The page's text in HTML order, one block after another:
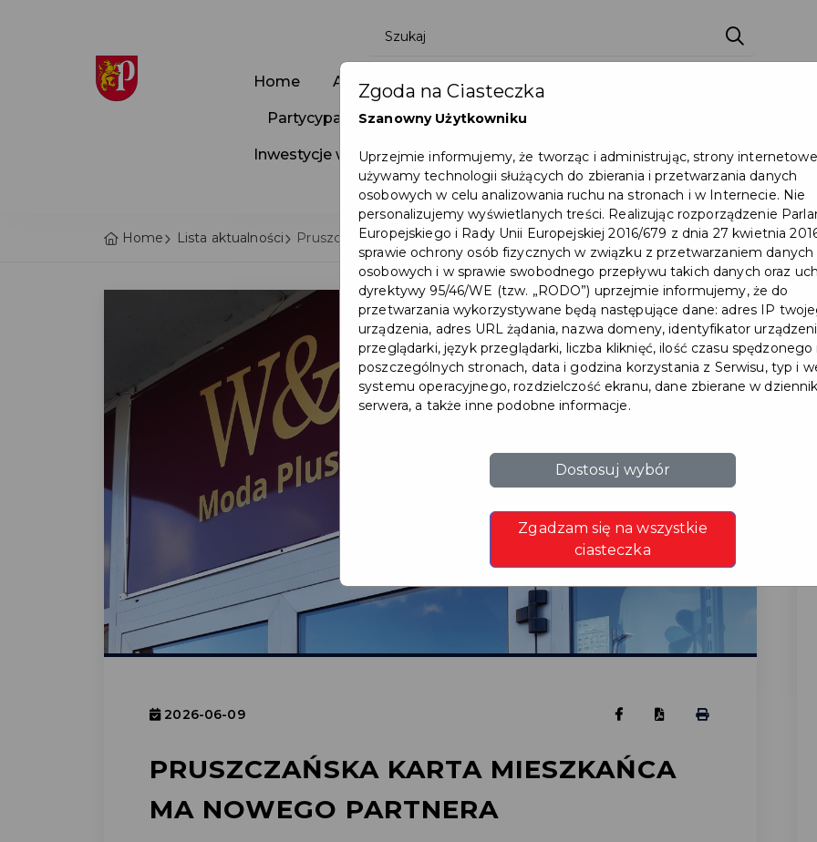
Home Aktualności Wydarzenia
Partycypacja Społeczna Programy
Inwestycje w Pruszczu Mapa Miasta Załatw sprawę
Ochrona ludności
Home Lista aktualności Pruszczańska Karta Mieszkańca ma nowego partnera
2026-06-09
PRUSZCZAŃSKA KARTA MIESZKAŃCA
MA NOWEGO PARTNERA
Zgoda na Ciasteczka
Szanowny Użytkowniku
Uprzejmie informujemy, że tworząc i administrując, strony internetowe
używamy technologii służących do zbierania i przetwarzania danych
osobowych w celu analizowania ruchu na stronach i w Internecie. Nie
personalizujemy wyświetlanych treści. Realizując rozporządzenie
Europejskiego i Rady Unii Europejskiej 2016/679 z dnia 27 kwietnia
sprawie ochrony osób fizycznych w związku z przetwarzaniem danych
osobowych i w sprawie swobodnego przepływu takich danych oraz
dyrektywy 95/46/WE (tzw. „RODO”) uprzejmie informujemy, że do
przetwarzania wykorzystywane będą następujące dane: adres IP
urządzenia, adres URL żądania, nazwa domeny, identyfikator
przeglądarki, język przeglądarki, liczba kliknięć, ilość czasu spędzonego
poszczególnych stronach, data i godzina korzystania z Serwisu, typ i
systemu operacyjnego, rozdzielczość ekranu, dane zbierane w
serwera, a także inne podobne informacje.
Dostosuj wybór
Zgadzam się na wszystkie
ciasteczka